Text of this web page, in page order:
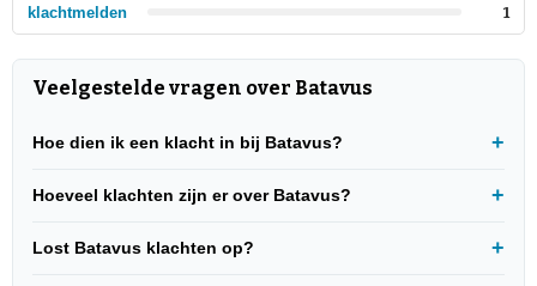
klachtmelden 1
Veelgestelde vragen over Batavus
Hoe dien ik een klacht in bij Batavus?
Hoeveel klachten zijn er over Batavus?
Lost Batavus klachten op?